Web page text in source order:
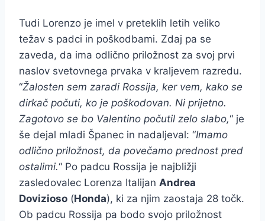
Tudi Lorenzo je imel v preteklih letih veliko
težav s padci in poškodbami. Zdaj pa se
zaveda, da ima odlično priložnost za svoj prvi
naslov svetovnega prvaka v kraljevem razredu.
“Žalosten sem zaradi Rossija, ker vem, kako se
dirkač počuti, ko je poškodovan. Ni prijetno.
Zagotovo se bo Valentino počutil zelo slabo,“ je
še dejal mladi Španec in nadaljeval: “Imamo
odlično priložnost, da povečamo prednost pred
ostalimi.“ Po padcu Rossija je najbližji
zasledovalec Lorenza Italijan Andrea
Dovizioso (Honda), ki za njim zaostaja 28 točk.
Ob padcu Rossija pa bodo svojo priložnost